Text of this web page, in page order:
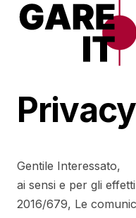
Home
Appalti
Servizi
Appalti
Gentile Interessato,
ai sensi e per gli
2016/679, Le